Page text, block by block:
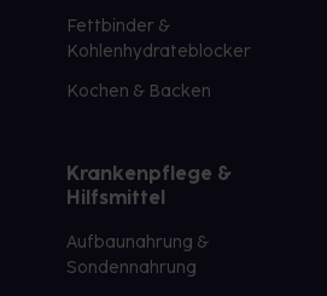
Fettbinder &
Kohlenhydrateblocker
Kochen & Backen
Krankenpflege &
Hilfsmittel
Aufbaunahrung &
Sondennahrung